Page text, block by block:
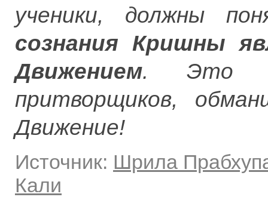
ученики, должны
сознания Кришны
Движением. Это
притворщиков,
Движение!
Источник: Шрила
Кали